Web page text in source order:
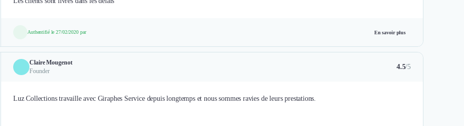
Authentifié le 27/02/2020 par En savoir plus
Claire Mougenot
Founder
4.5/5
Luz Collections travaille avec Giraphes Service depuis longtemps et nous sommes ravies de leurs prestations.